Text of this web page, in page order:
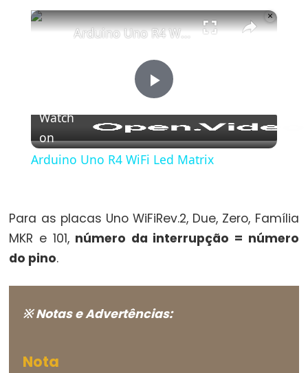
vírgula)
Data
Types
vetor
double
float
×
Play
Video
Arduino Uno R4 WiFi Led Matrix
Watch
on
Arduino Uno R4 WiFi Led Matrix
Para as placas Uno WiFiRev.2, Due, Zero, Família
MKR e 101, número da interrupção = número
do pino.
※ Notas e Advertências:
Nota